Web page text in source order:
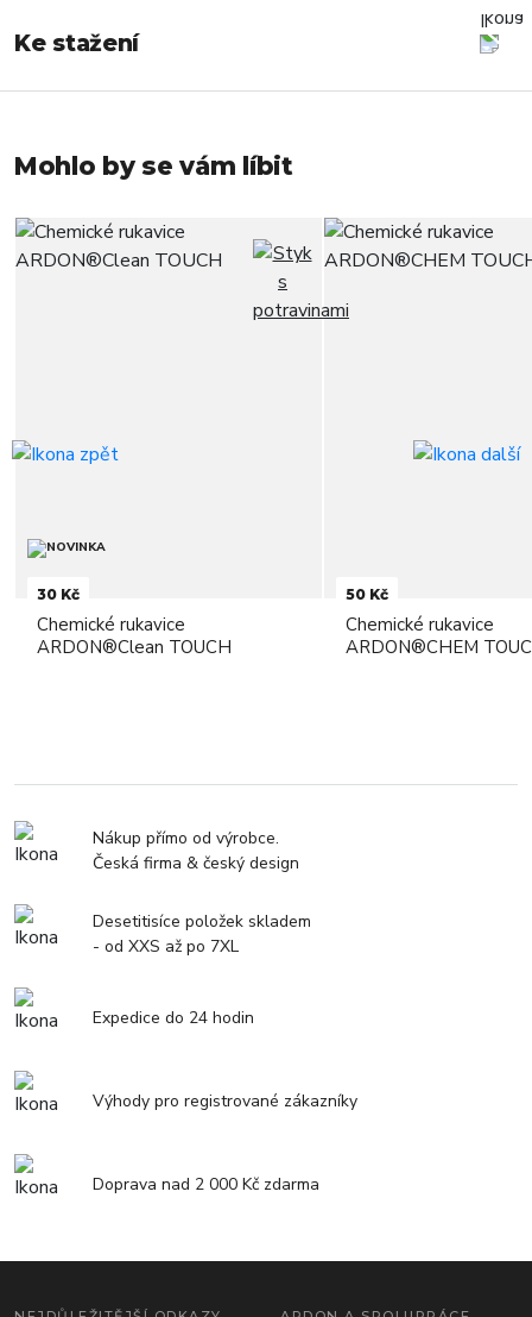
Ke stažení
Mohlo by se vám líbit
30 Kč
Chemické rukavice
ARDON®Clean TOUCH
50 Kč
Chemické rukavice
ARDON®CHEM
Nákup přímo od výrobce.
Česká firma & český design
Desetitisíce položek skladem
- od XXS až po 7XL
Expedice do 24 hodin
Výhody pro registrované zákazníky
Doprava nad 2 000 Kč zdarma